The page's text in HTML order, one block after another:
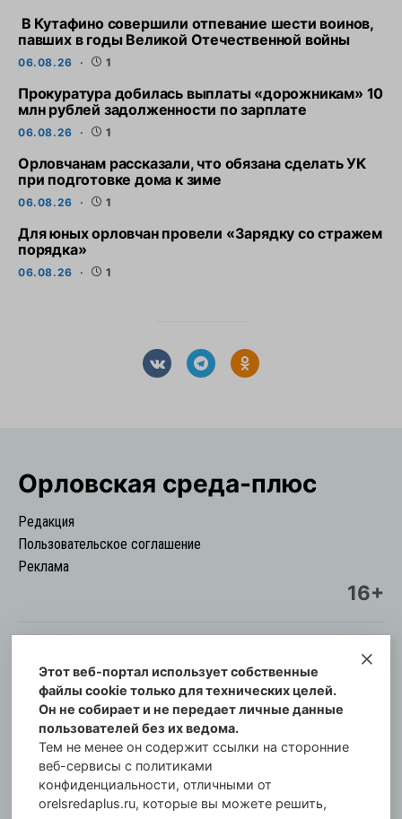
В Кутафино совершили отпевание шести воинов,
павших в годы Великой Отечественной войны
06.08.26 1
Прокуратура добилась выплаты «дорожникам» 10
млн рублей задолженности по зарплате
06.08.26 1
Орловчанам рассказали, что обязана сделать УК
при подготовке дома к зиме
06.08.26 1
Для юных орловчан провели «Зарядку со стражем
порядка»
06.08.26 1
Орловская cреда-плюс
Редакция
Пользовательское соглашение
Реклама
16+
© Информационный городской портал
Орловская cреда-плюс, 2021-2026
Свидетельство о регистрации СМИ: ПИ №57-
00254 от 29 октября 2013 г.
Газета зарегистрирована Управлением
Федеральной службы по надзору в сфере связи,
информационных технологий и массовых
Этот веб-портал использует собственные
файлы cookie только для технических целей.
Он не собирает и не передает личные данные
пользователей без их ведома.
Тем не менее он содержит ссылки на сторонние
веб-сервисы с политиками
конфиденциальности, отличными от
orelsredaplus.ru, которые вы можете решить,